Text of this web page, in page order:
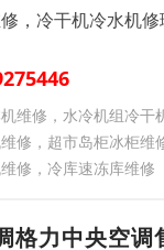
，冷干机冷水机
维修，水冷机组冷干
修，超市岛柜冰柜维
修，冷库速冻库维修
格力中央空调